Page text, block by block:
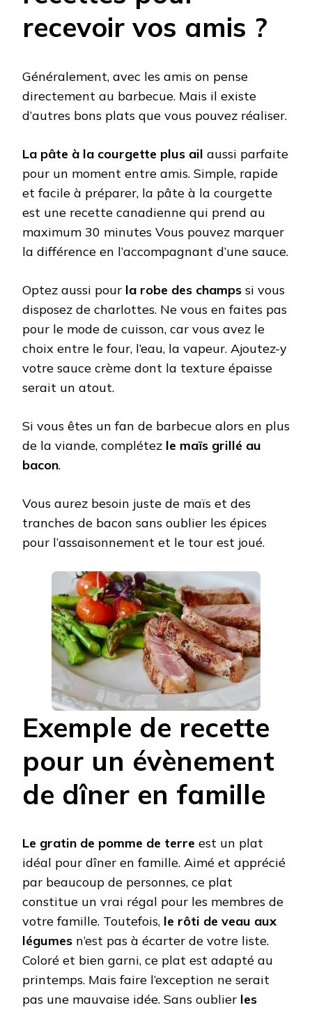
recevoir vos amis ?
Généralement, avec les amis on pense
directement au barbecue. Mais il existe
d’autres bons plats que vous pouvez réaliser.
La pâte à la courgette plus ail aussi parfaite
pour un moment entre amis. Simple, rapide
et facile à préparer, la pâte à la courgette
est une recette canadienne qui prend au
maximum 30 minutes Vous pouvez marquer
la différence en l’accompagnant d’une sauce.
Optez aussi pour la robe des champs si vous
disposez de charlottes. Ne vous en faites pas
pour le mode de cuisson, car vous avez le
choix entre le four, l’eau, la vapeur. Ajoutez-y
votre sauce crème dont la texture épaisse
serait un atout.
Si vous êtes un fan de barbecue alors en plus
de la viande, complétez le maïs grillé au
bacon.
Vous aurez besoin juste de maïs et des
tranches de bacon sans oublier les épices
pour l’assaisonnement et le tour est joué. ​​​​
Exemple de recette
pour un évènement
de dîner en famille
Le gratin de pomme de terre est un plat
idéal pour dîner en famille. Aimé et apprécié
par beaucoup de personnes, ce plat
constitue un vrai régal pour les membres de
votre famille. Toutefois, le rôti de veau aux
légumes n’est pas à écarter de votre liste.
Coloré et bien garni, ce plat est adapté au
printemps. Mais faire l’exception ne serait
pas une mauvaise idée. Sans oublier les